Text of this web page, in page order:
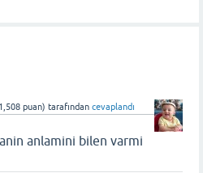
1,508 puan) tarafından cevaplandı
anlamini bilen varmi